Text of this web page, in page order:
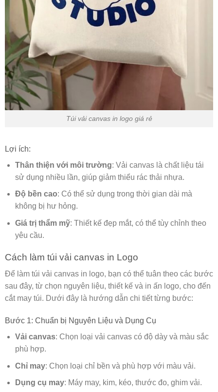
Túi vải canvas in logo giá rẻ
Lợi ích:
Thân thiện với môi trường: Vải canvas là chất liệu tái
sử dụng nhiều lần, giúp giảm thiểu rác thải nhựa.
Độ bền cao: Có thể sử dụng trong thời gian dài mà
không bị hư hỏng.
Giá trị thẩm mỹ: Thiết kế đẹp mắt, có thể tùy chỉnh theo
yêu cầu.
Cách làm túi vải canvas in Logo
Để làm túi vải canvas in logo, bạn có thể tuân theo các bước
sau đây, từ chọn nguyên liệu, thiết kế và in ấn logo, cho đến
cắt may túi. Dưới đây là hướng dẫn chi tiết từng bước:
Bước 1: Chuẩn bị Nguyên Liệu và Dụng Cụ
Vải canvas: Chọn loại vải canvas có độ dày và màu sắc
phù hợp.
Chỉ may: Chọn loại chỉ bền và phù hợp với màu vải.
Dụng cụ may: Máy may, kim, kéo, thước đo, ghim vải.